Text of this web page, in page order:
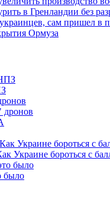
в Гренландии без
сам пришел в
Ормуза
дронов
Украине бороться с
было